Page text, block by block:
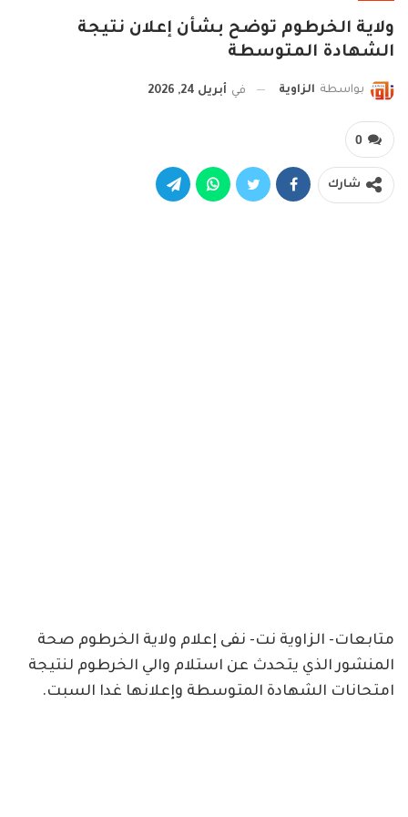
ولاية الخرطوم توضح بشأن إعلان نتيجة
الشهادة المتوسطة
بواسطة الزاوية في أبريل 24, 2026
0
شارك
متابعات- الزاوية نت- نفى إعلام ولاية الخرطوم صحة
المنشور الذي يتحدث عن استلام والي الخرطوم لنتيجة
امتحانات الشهادة المتوسطة وإعلانها غدا السبت.